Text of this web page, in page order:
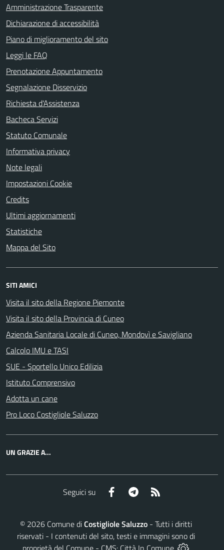
Amministrazione Trasparente
Dichiarazione di accessibilità
Piano di miglioramento del sito
Leggi le FAQ
Prenotazione Appuntamento
Segnalazione Disservizio
Richiesta d'Assistenza
Bacheca Servizi
Statuto Comunale
Informativa privacy
Note legali
Impostazioni Cookie
Credits
Ultimi aggiornamenti
Statistiche
Mappa del Sito
SITI AMICI
Visita il sito della Regione Piemonte
Visita il sito della Provincia di Cuneo
Azienda Sanitaria Locale di Cuneo, Mondovì e Savigliano
Calcolo IMU e TASI
SUE - Sportello Unico Edilizia
Istituto Comprensivo
Adotta un cane
Pro Loco Costigliole Saluzzo
UN GRAZIE A...
Seguici su Facebook Telegram
© 2026 Comune diCostigliole Saluzzo - Tutti i diritti
riservati - I contenuti del sito, testi e immagini sono di